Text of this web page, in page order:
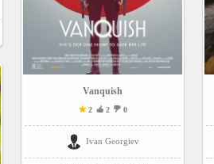
Vanquish
2 2 0
Ivan Georgiev